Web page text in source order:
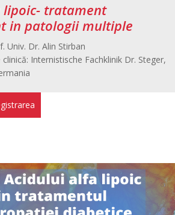
lipoic- tratament
in patologii multiple
Univ. Dr. Alin Stirban
Internistische Fachklinik Dr. Steger,